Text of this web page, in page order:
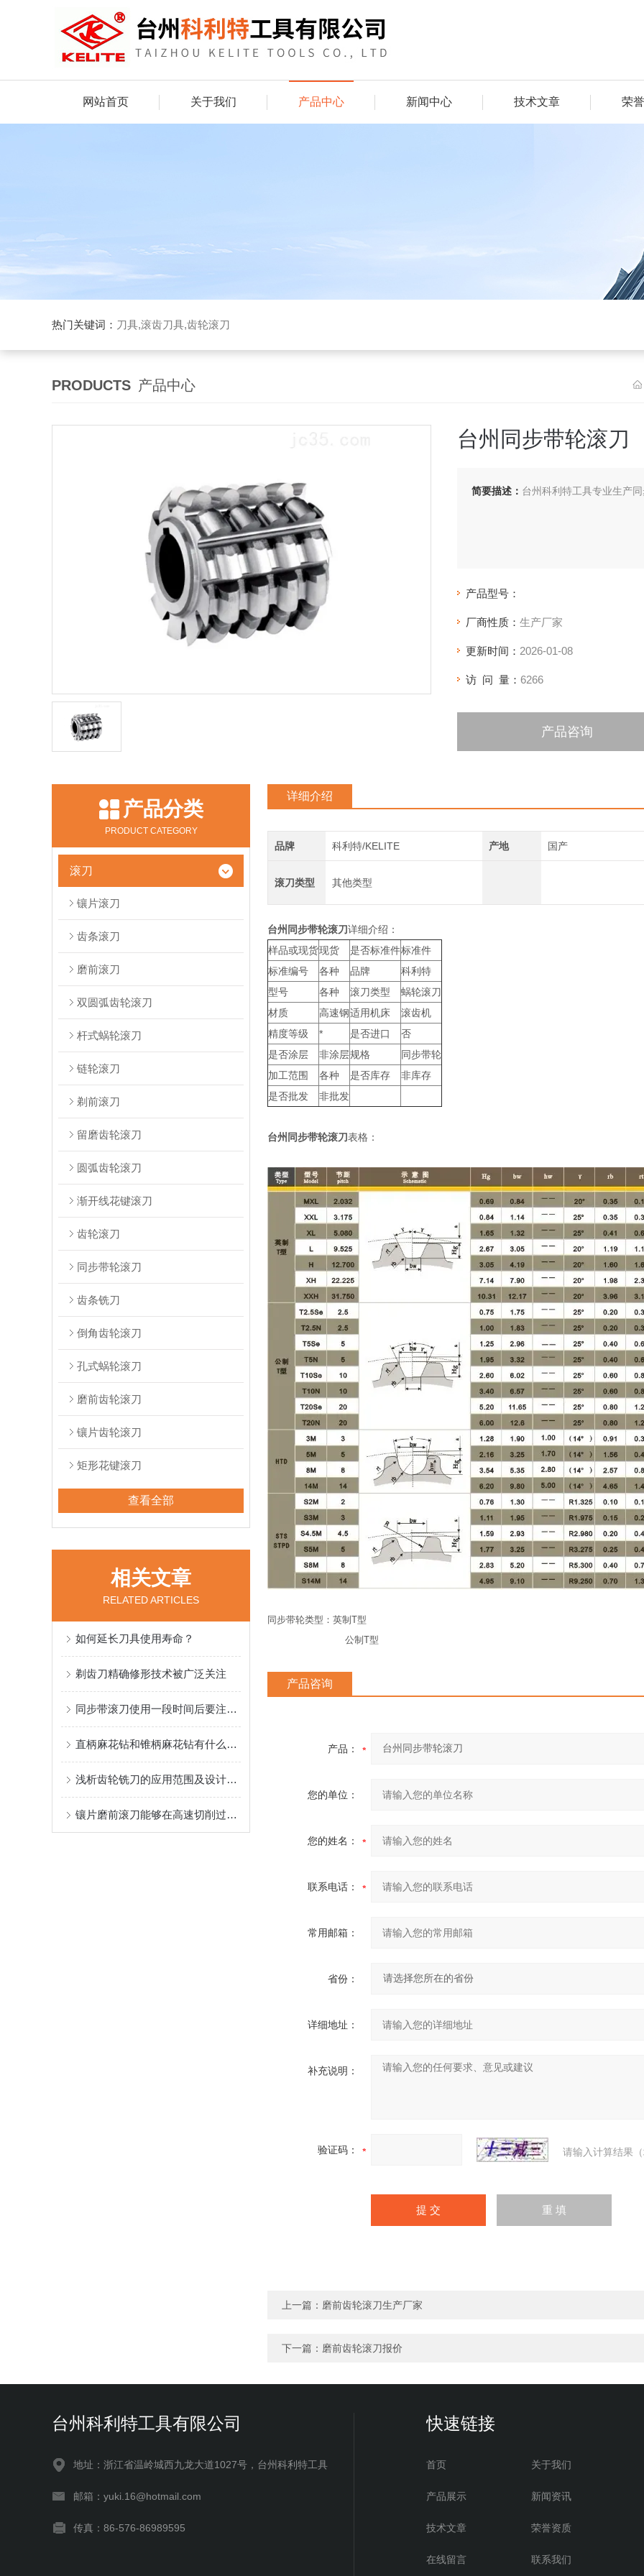
网站首页 关于我们 产品中心 新闻中心 技术文章 荣
热门关键词： 刀具,滚齿刀具,齿轮滚刀
PRODUCTS 产品中心
台州同步带轮滚刀
简要描述： 台州科利特工具专业生产
产品型号：
厂商性质： 生产厂家
更新时间： 2026-01-08
访 问 量： 6266
产品咨询
产品分类
PRODUCT CATEGORY
滚刀
镶片滚刀
齿条滚刀
磨前滚刀
双圆弧齿轮滚刀
杆式蜗轮滚刀
链轮滚刀
剃前滚刀
留磨齿轮滚刀
圆弧齿轮滚刀
渐开线花键滚刀
齿轮滚刀
同步带轮滚刀
齿条铣刀
倒角齿轮滚刀
孔式蜗轮滚刀
磨前齿轮滚刀
镶片齿轮滚刀
矩形花键滚刀
查看全部
相关文章
RELATED ARTICLES
如何延长刀具使用寿命？
剃齿刀精确修形技术被广泛关注
同步带滚刀使用一段时间后要注意的事项和维护方法
直柄麻花钻和锥柄麻花钻有什么区别
浅析齿轮铣刀的应用范围及设计要素
镶片磨前滚刀能够在高速切削过程中保持锋利的切削刃
详细介绍
品牌 科利特/KELITE 产地 国产
滚刀类型 其他类型
台州同步带轮滚刀详细介绍：
样品或现货现货 是否标准件标准件
标准编号
各种 品牌
科利特
型号
各种 滚刀类型
蜗轮滚刀
材质
高速钢适用机床
滚齿机
精度等级
* 是否进口
否
是否涂层
非涂层规格
同步带轮
加工范围
各种 是否库存
非库存
是否批发
非批发
台州同步带轮滚刀表格：
同步带轮类型：英制T型
公制T型
产品咨询
产品：
您的单位：
您的姓名：
联系电话：
常用邮箱：
省份：
详细地址：
补充说明：
验证码： 请输入计算结果
上一篇： 磨前齿轮滚刀生产厂家
下一篇： 磨前齿轮滚刀报价
台州科利特工具有限公司
地址：浙江省温岭城西九龙大道1027号，台州科利特工具
邮箱：yuki.16@hotmail.com
传真：86-576-86989595
快速链接
首页 关于我们
产品展示 新闻资讯
技术文章 荣誉资质
在线留言 联系我们